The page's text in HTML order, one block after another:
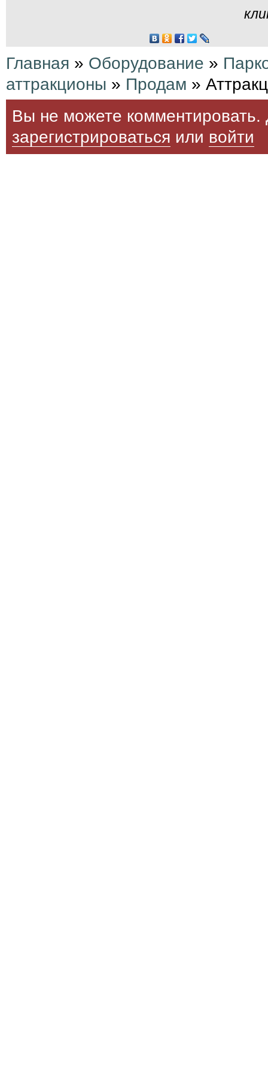
Главная » Оборудование »
аттракционы » Продам »
Вы не можете комментировать.
зарегистрироваться или войти